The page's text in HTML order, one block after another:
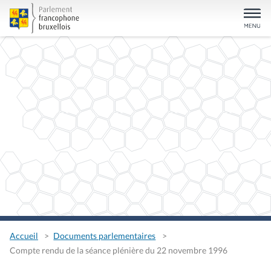
Accueil
Documents parlementaires
Compte rendu de la séance plénière du 22 novembre 1996